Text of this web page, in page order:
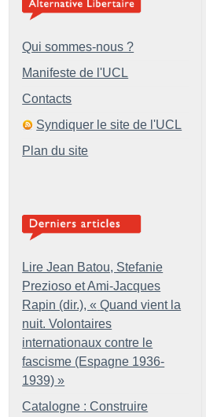
Qui sommes-nous ?
Manifeste de l'UCL
Contacts
Syndiquer le site de l'UCL
Plan du site
Lire Jean Batou, Stefanie
Prezioso et Ami-Jacques
Rapin (dir.), « Quand vient la
nuit. Volontaires
internationaux contre le
fascisme (Espagne 1936-
1939) »
Catalogne : Construire